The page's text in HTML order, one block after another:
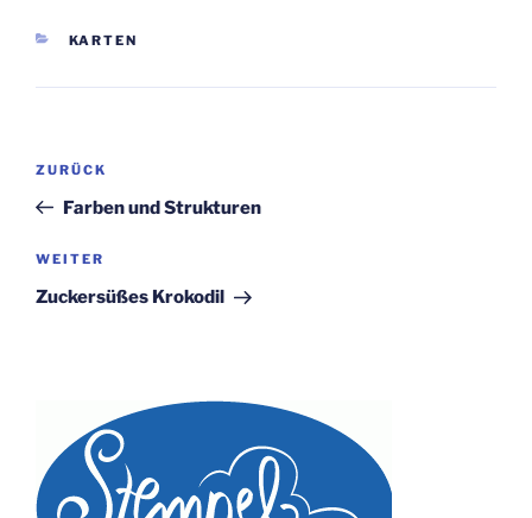
KATEGORIEN
KARTEN
Beitragsnavigation
Vorheriger
Beitrag
ZURÜCK
Farben und Strukturen
Nächster
Beitrag
WEITER
Zuckersüßes Krokodil